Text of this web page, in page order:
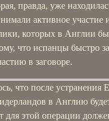
правда, уже
активное
которых в Англии
что испанцы быстро
в заговоре.
что после устранения
в Англию
для этой операции